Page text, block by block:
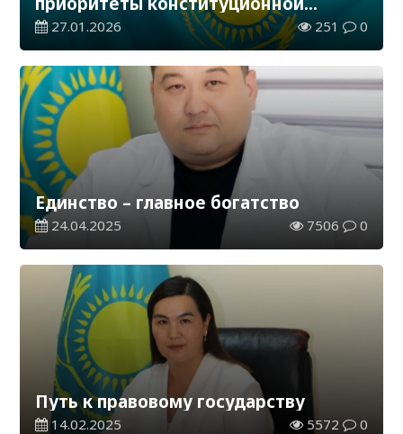
реформы
27.01.2026 251 0
Единство – главное богатство
24.04.2025 7506 0
Путь к правовому государству
14.02.2025 5572 0